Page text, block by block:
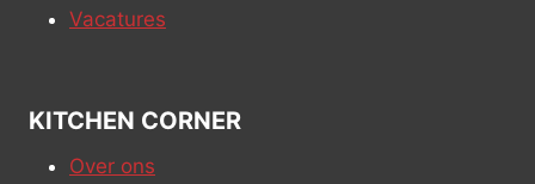
Vacatures
KITCHEN CORNER
Over ons